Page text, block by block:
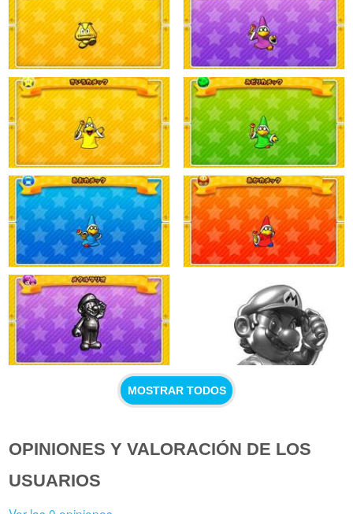
MOSTRAR TODOS
OPINIONES Y VALORACIÓN DE LOS
USUARIOS